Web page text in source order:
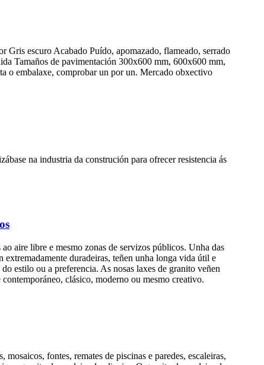
escuro Acabado Puído, apomazado, flameado, serrado
Tamaños de pavimentación 300x600 mm, 600x600 mm,
o embalaxe, comprobar un por un. Mercado obxectivo
na industria da construción para ofrecer resistencia ás
aire libre e mesmo zonas de servizos públicos. Unha das
extremadamente duradeiras, teñen unha longa vida útil e
estilo ou a preferencia. As nosas laxes de granito veñen
clásico, moderno ou mesmo creativo.
fontes, remates de piscinas e paredes, escaleiras,